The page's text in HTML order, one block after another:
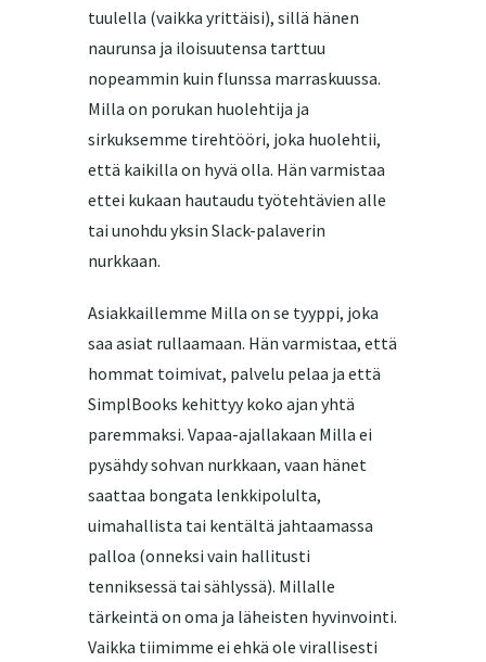
tuulella (vaikka yrittäisi), sillä hänen
naurunsa ja iloisuutensa tarttuu
nopeammin kuin flunssa marraskuussa.
Milla on porukan huolehtija ja
sirkuksemme tirehtööri, joka huolehtii,
että kaikilla on hyvä olla. Hän varmistaa
ettei kukaan hautaudu työtehtävien alle
tai unohdu yksin Slack-palaverin
nurkkaan.
Asiakkaillemme Milla on se tyyppi, joka
saa asiat rullaamaan. Hän varmistaa, että
hommat toimivat, palvelu pelaa ja että
SimplBooks kehittyy koko ajan yhtä
paremmaksi. Vapaa-ajallakaan Milla ei
pysähdy sohvan nurkkaan, vaan hänet
saattaa bongata lenkkipolulta,
uimahallista tai kentältä jahtaamassa
palloa (onneksi vain hallitusti
tenniksessä tai sählyssä). Millalle
tärkeintä on oma ja läheisten hyvinvointi.
Vaikka tiimimme ei ehkä ole virallisesti